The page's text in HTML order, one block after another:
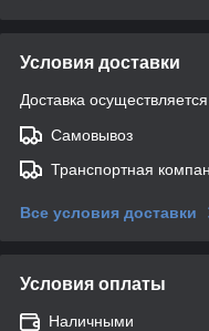
Условия доставки
Доставка
Самовывоз
Транспортная
Все условия доставки
Условия оплаты
Наличными